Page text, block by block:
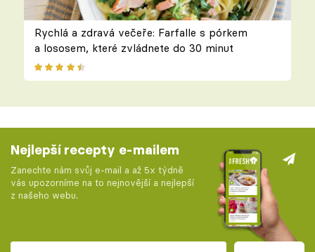
Rychlá a zdravá večeře: Farfalle s pórkem
a lososem, které zvládnete do 30 minut
Nejlepší recepty e-mailem
Zanechte nám svůj e-mail a až 5x týdně
vás upozorníme na to nejnovější a nejlepší
z našeho webu.